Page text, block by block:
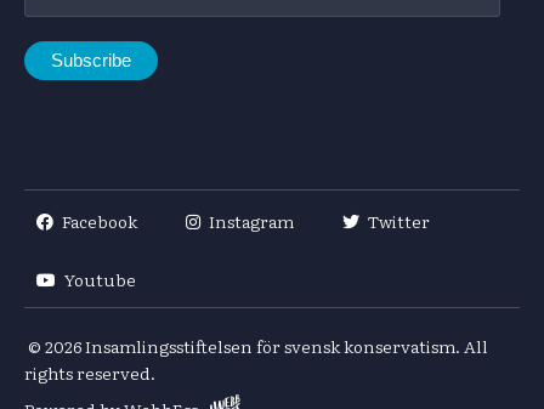
Facebook Instagram Twitter
Youtube
© 2026Insamlingsstiftelsen för svensk konservatism. All
rights reserved.